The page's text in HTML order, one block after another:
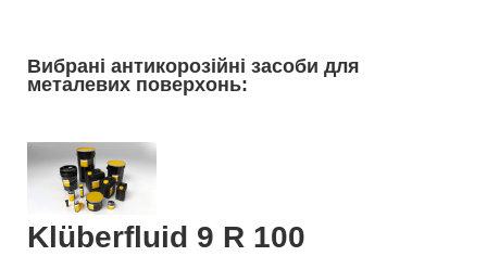
Вибрані антикорозійні засоби для
металевих поверхонь:
Klüberfluid 9 R 100